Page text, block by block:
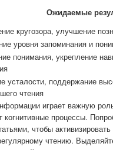
Ожидаемые
кругозора, улучшение
уровня запоминания и
понимания, укрепление
усталости, поддержание
чтения
играет важную
процессы.
чтобы
чтению.